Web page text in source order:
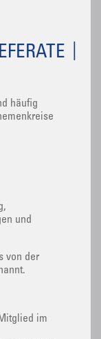
häufig
und
von der
im